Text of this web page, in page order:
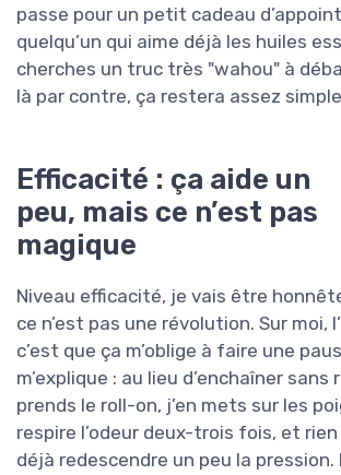
passe pour un petit cadeau
quelqu’un qui aime déjà les huiles
cherches un truc très "wahou" à
là par contre, ça restera assez
Efficacité : ça aide un
peu, mais ce n’est pas
magique
Niveau efficacité, je vais être
ce n’est pas une révolution. Sur moi,
c’est que ça m’oblige à faire une
m’explique : au lieu d’enchaîner sans
prends le roll-on, j’en mets sur les
respire l’odeur deux-trois fois, et
déjà redescendre un peu la pression.